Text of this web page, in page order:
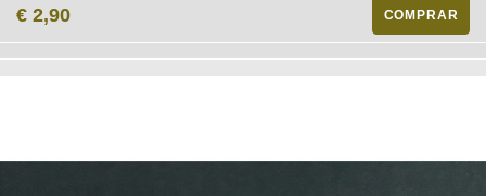
€ 2,90 COMPRAR